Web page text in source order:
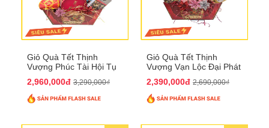
Giỏ Quà Tết Thịnh
Vượng Phúc Tài Hội Tụ
2,960,000đ 3,290,000₫
Giỏ Quà Tết Thịnh
Vượng Vạn Lộc Đại Phát
2,390,000đ 2,690,000₫